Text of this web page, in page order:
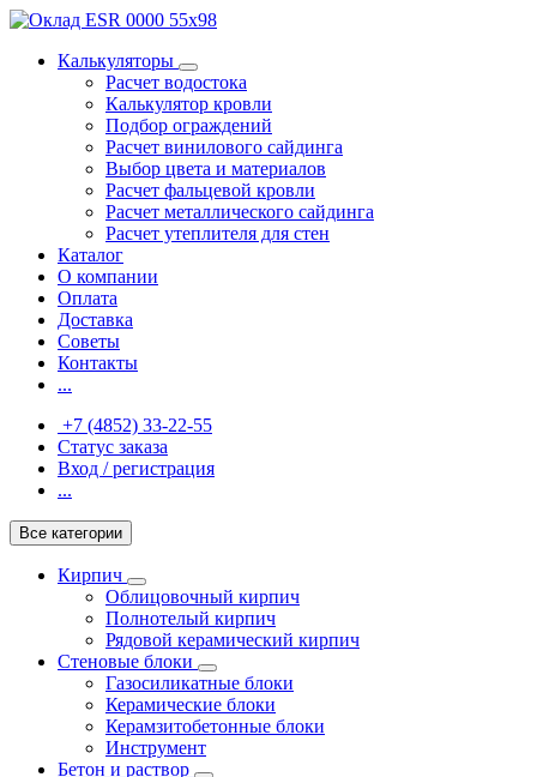
Калькуляторы
Расчет водостока
Калькулятор кровли
Подбор ограждений
Расчет винилового сайдинга
Выбор цвета и материалов
Расчет фальцевой кровли
Расчет металлического сайдинга
Расчет утеплителя для стен
Каталог
О компании
Оплата
Доставка
Советы
Контакты
...
+7 (4852) 33-22-55
Статус заказа
Вход / регистрация
...
Все категории
Кирпич
Облицовочный кирпич
Полнотелый кирпич
Рядовой керамический кирпич
Стеновые блоки
Газосиликатные блоки
Керамические блоки
Керамзитобетонные блоки
Инструмент
Бетон и раствор